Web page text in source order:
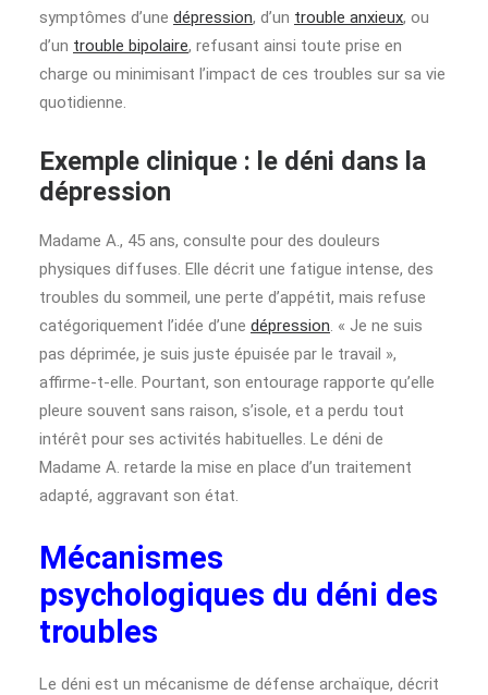
symptômes d’une dépression, d’un trouble anxieux, ou
d’un trouble bipolaire, refusant ainsi toute prise en
charge ou minimisant l’impact de ces troubles sur sa vie
quotidienne.
Exemple clinique : le déni dans la
dépression
Madame A., 45 ans, consulte pour des douleurs
physiques diffuses. Elle décrit une fatigue intense, des
troubles du sommeil, une perte d’appétit, mais refuse
catégoriquement l’idée d’une dépression. « Je ne suis
pas déprimée, je suis juste épuisée par le travail »,
affirme-t-elle. Pourtant, son entourage rapporte qu’elle
pleure souvent sans raison, s’isole, et a perdu tout
intérêt pour ses activités habituelles. Le déni de
Madame A. retarde la mise en place d’un traitement
adapté, aggravant son état.
Mécanismes
psychologiques du déni des
troubles
Le déni est un mécanisme de défense archaïque, décrit